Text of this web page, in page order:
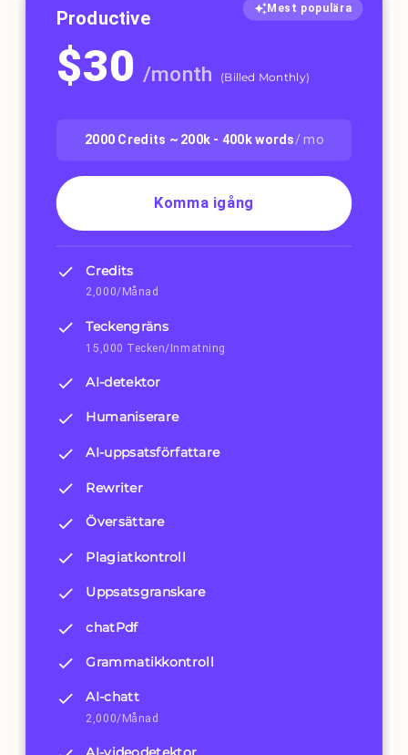
Mest populära
Productive
$30 /month (Billed Monthly)
2000 Credits ~ 200k - 400kwords/ mo
Komma igång
Credits
2,000/Månad
Teckengräns
15,000 Tecken/Inmatning
AI-detektor
Humaniserare
AI-uppsatsförfattare
Rewriter
Översättare
Plagiatkontroll
Uppsatsgranskare
chatPdf
Grammatikkontroll
AI-chatt
2,000/Månad